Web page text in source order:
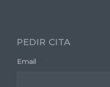
PEDIR CITA
Email